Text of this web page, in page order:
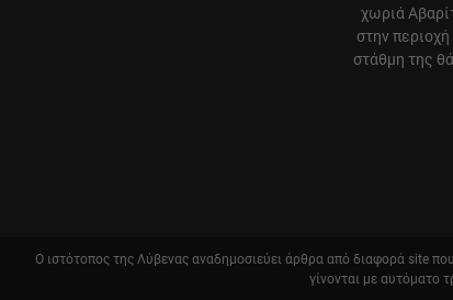
χωριά
στην
στάθμη της
Ο ιστότοπος της Λύβενας αναδημοσιεύει άρθρα από διαφορά site
γίνονται με αυτόματο